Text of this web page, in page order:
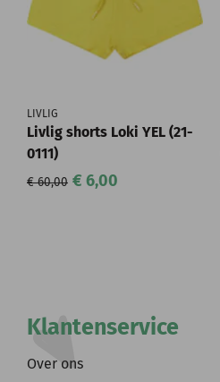
LIVLIG
Livlig shorts Loki YEL (21-
0111)
€ 60,00 € 6,00
Klantenservice
Over ons